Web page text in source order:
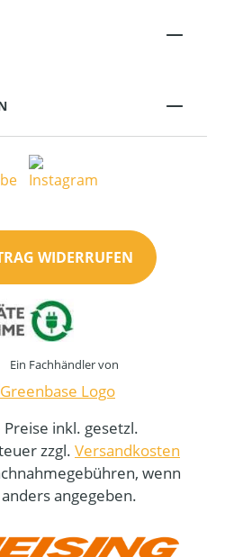
WIDERRUFEN
Ein Fachhändler von
inkl. gesetzl.
zzgl. Versandkosten
wenn
angegeben.